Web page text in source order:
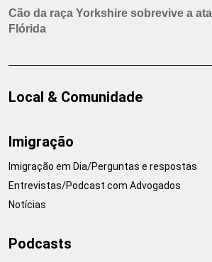
Cão da raça Yorkshire sobrevive a
Flórida
Local & Comunidade
Imigração
Imigração em Dia/Perguntas e respostas
Entrevistas/Podcast com Advogados
Notícias
Podcasts